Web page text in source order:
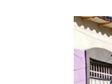
Instituto
Gobernación
Corposalud